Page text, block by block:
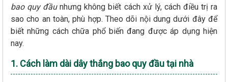
bao quy đầunhưng không biết cách xử lý, cách điều trị ra
sao cho an toàn, phù hợp. Theo dõi nội dung dưới đây để
biết những cách chữa phổ biến đang được áp dụng hiện
nay.
1. Cách làm dài dây thắng bao quy đầu tại nhà